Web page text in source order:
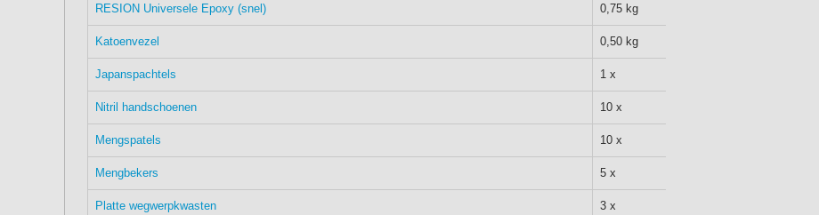
RESION Universele Epoxy (snel) 0,75 kg
Katoenvezel 0,50 kg
Japanspachtels 1 x
Nitril handschoenen 10 x
Mengspatels 10 x
Mengbekers 5 x
Platte wegwerpkwasten 3 x